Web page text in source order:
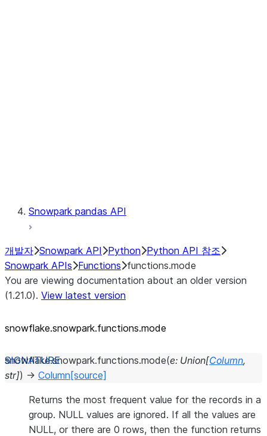
Snowpark pandas API
개발자 Snowpark API Python Python API 참조
Snowpark APIs Functions functions.mode
You are viewing documentation about an older version
(1.21.0). View latest version
snowflake.snowpark.functions.mode
snowflake.snowpark.functions.mode(e: Union[Column,
str]) → Column [source]
Returns the most frequent value for the records in a
group. NULL values are ignored. If all the values are
NULL, or there are 0 rows, then the function returns